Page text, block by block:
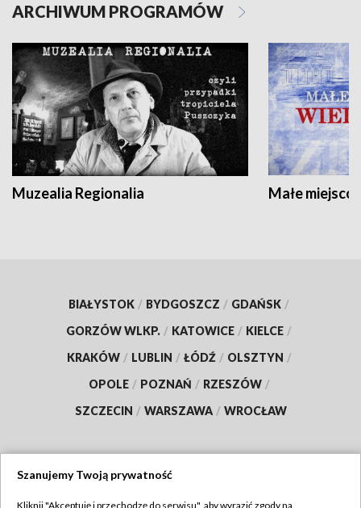
ARCHIWUM PROGRAMÓW
Muzealia Regionalia Małe
BIAŁYSTOK / BYDGOSZCZ / GDAŃSK /
GORZÓW WLKP. / KATOWICE / KIELCE /
KRAKÓW / LUBLIN / ŁÓDŹ / OLSZTYN /
OPOLE / POZNAŃ / RZESZÓW /
SZCZECIN / WARSZAWA / WROCŁAW
Szanujemy Twoją prywatność
Kliknij "Akceptuję i przechodzę do serwisu", aby wyrazić zgody na